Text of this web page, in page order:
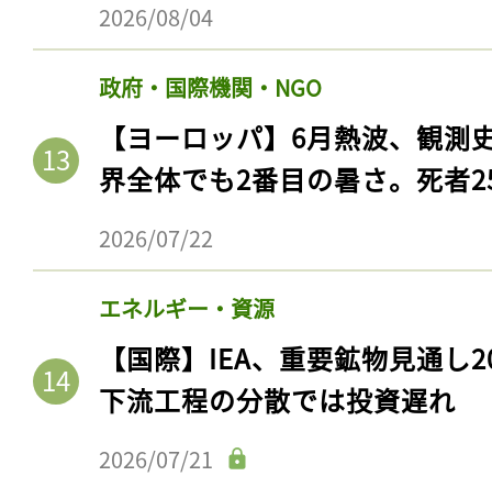
2026/08/04
政府・国際機関・NGO
【ヨーロッパ】6月熱波、観
界全体でも2番目の暑さ。死者
2026/07/22
エネルギー・資源
【国際】IEA、重要鉱物見通
下流工程の分散では投資遅れ
2026/07/21